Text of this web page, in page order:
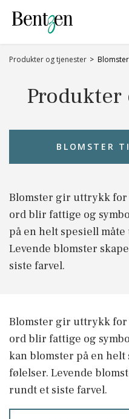
Produkter og tjenester
Produkter
BLOMSTER
Blomster gir uttrykk for
ord blir fattige og
på en helt spesiell
Levende blomster
siste farvel.
Blomster gir uttrykk for
ord blir fattige og
kan blomster på en
følelser. Levende
rundt et siste farvel.